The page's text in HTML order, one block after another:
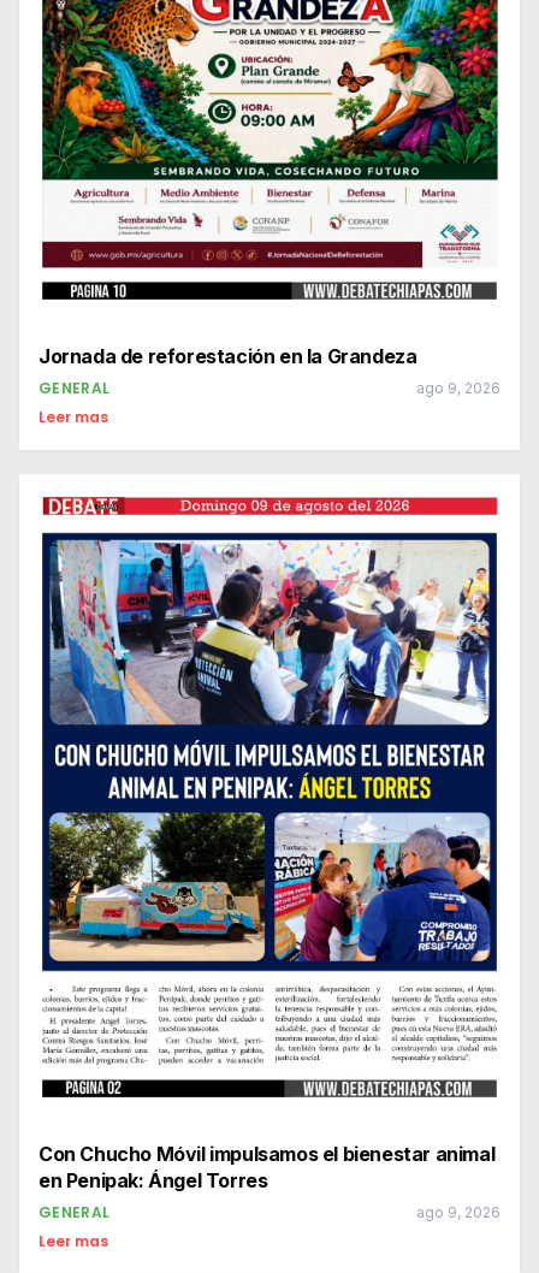
Jornada de reforestación en la Grandeza
GENERAL ago 9, 2026
Leer mas
Con Chucho Móvil impulsamos el bienestar animal
en Penipak: Ángel Torres
GENERAL ago 9, 2026
Leer mas